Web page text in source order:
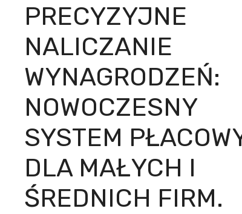
PRECYZYJNE
NALICZANIE
WYNAGRODZEŃ:
NOWOCZESNY
SYSTEM
DLA MAŁYCH I
ŚREDNICH FIRM.